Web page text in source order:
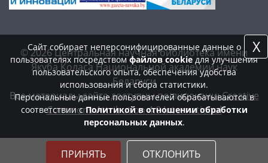
© 2026 Центральная научная библиотека имени
Якуба Коласа Национальной академии наук
Беларуси
Все материалы сайта доступны по лицензии:Creative
Commons Attribution 4.0 International
Сайт собирает неперсонифицированные данные о
пользователях посредствомфайлов cookieдля улучшения
пользовательского опыта, обеспечения удобства
использования и сбора статистики.
Персональные данные пользователей обрабатываются в
соответствии сПолитикой в отношении обработки
персональных данных.
ПРИНЯТЬ ОТКЛОНИТЬ
X